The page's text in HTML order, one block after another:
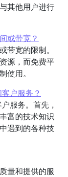
其他用户进行
或带宽？
带宽的限制。
源，而免费平
使用。
户服务？
服务。首先，
富的技术知识
遇到的各种技
量和提供的服